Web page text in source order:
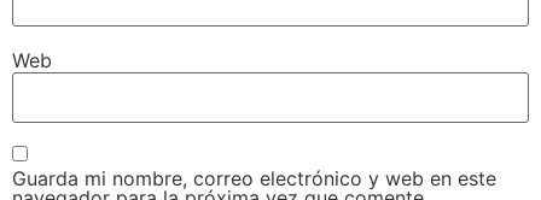
Web
Guarda mi nombre, correo electrónico y web en este